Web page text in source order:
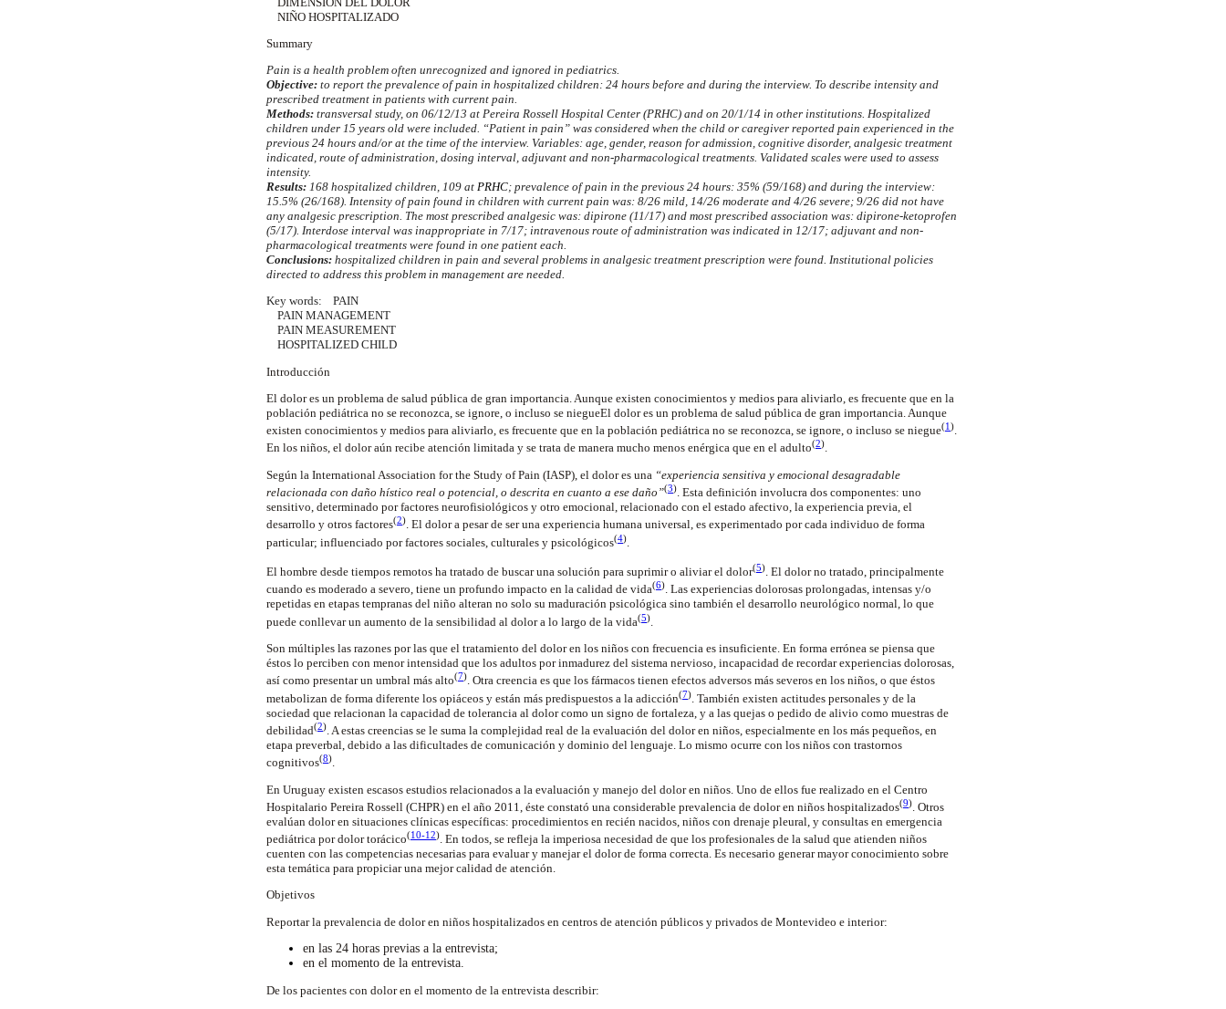
NIÑO HOSPITALIZADO
Summary
Pain is a health problem often unrecognized and ignored in pediatrics.
Objective: to report the prevalence of pain in hospitalized children: 24 hours before and during the interview. To describe intensity and
prescribed treatment in patients with current pain.
Methods: transversal study, on 06/12/13 at Pereira Rossell Hospital Center (PRHC) and on 20/1/14 in other institutions. Hospitalized
children under 15 years old were included. “Patient in pain” was considered when the child or caregiver reported pain experienced in the
previous 24 hours and/or at the time of the interview. Variables: age, gender, reason for admission, cognitive disorder, analgesic treatment
indicated, route of administration, dosing interval, adjuvant and non-pharmacological treatments. Validated scales were used to assess
intensity.
Results: 168 hospitalized children, 109 at PRHC; prevalence of pain in the previous 24 hours: 35% (59/168) and during the interview:
15.5% (26/168). Intensity of pain found in children with current pain was: 8/26 mild, 14/26 moderate and 4/26 severe; 9/26 did not have
any analgesic prescription. The most prescribed analgesic was: dipirone (11/17) and most prescribed association was: dipirone-ketoprofen
(5/17). Interdose interval was inappropriate in 7/17; intravenous route of administration was indicated in 12/17; adjuvant and non-
pharmacological treatments were found in one patient each.
Conclusions: hospitalized children in pain and several problems in analgesic treatment prescription were found. Institutional policies
directed to address this problem in management are needed.
Key words: PAIN
PAIN MANAGEMENT
PAIN MEASUREMENT
HOSPITALIZED CHILD
Introducción
El dolor es un problema de salud pública de gran importancia. Aunque existen conocimientos y medios para aliviarlo, es frecuente que en la
población pediátrica no se reconozca, se ignore, o incluso se niegueEl dolor es un problema de salud pública de gran importancia. Aunque
existen conocimientos y medios para aliviarlo, es frecuente que en la población pediátrica no se reconozca, se ignore, o incluso se niegue(1).
En los niños, el dolor aún recibe atención limitada y se trata de manera mucho menos enérgica que en el adulto(2).
Según la International Association for the Study of Pain (IASP), el dolor es una “experiencia sensitiva y emocional desagradable
relacionada con daño hístico real o potencial, o descrita en cuanto a ese daño”(3) . Esta definición involucra dos componentes: uno
sensitivo, determinado por factores neurofisiológicos y otro emocional, relacionado con el estado afectivo, la experiencia previa, el
desarrollo y otros factores(2). El dolor a pesar de ser una experiencia humana universal, es experimentado por cada individuo de forma
particular; influenciado por factores sociales, culturales y psicológicos(4)
El hombre desde tiempos remotos ha tratado de buscar una solución para suprimir o aliviar el dolor(5). El dolor no tratado, principalmente
cuando es moderado a severo, tiene un profundo impacto en la calidad de vida(6). Las experiencias dolorosas prolongadas, intensas y/o
repetidas en etapas tempranas del niño alteran no solo su maduración psicológica sino también el desarrollo neurológico normal, lo que
puede conllevar un aumento de la sensibilidad al dolor a lo largo de la vida(5)
Son múltiples las razones por las que el tratamiento del dolor en los niños con frecuencia es insuficiente. En forma errónea se piensa que
éstos lo perciben con menor intensidad que los adultos por inmadurez del sistema nervioso, incapacidad de recordar experiencias dolorosas,
así como presentar un umbral más alto(7). Otra creencia es que los fármacos tienen efectos adversos más severos en los niños, o que éstos
metabolizan de forma diferente los opiáceos y están más predispuestos a la adicción(7) . También existen actitudes personales y de la
sociedad que relacionan la capacidad de tolerancia al dolor como un signo de fortaleza, y a las quejas o pedido de alivio como muestras de
debilidad(2) . A estas creencias se le suma la complejidad real de la evaluación del dolor en niños, especialmente en los más pequeños, en
etapa preverbal, debido a las dificultades de comunicación y dominio del lenguaje. Lo mismo ocurre con los niños con trastornos
cognitivos(8).
En Uruguay existen escasos estudios relacionados a la evaluación y manejo del dolor en niños. Uno de ellos fue realizado en el Centro
Hospitalario Pereira Rossell (CHPR) en el año 2011, éste constató una considerable prevalencia de dolor en niños hospitalizados(9) . Otros
evalúan dolor en situaciones clínicas específicas: procedimientos en recién nacidos, niños con drenaje pleural, y consultas en emergencia
pediátrica por dolor torácico(10-12). En todos, se refleja la imperiosa necesidad de que los profesionales de la salud que atienden niños
cuenten con las competencias necesarias para evaluar y manejar el dolor de forma correcta. Es necesario generar mayor conocimiento sobre
esta temática para propiciar una mejor calidad de atención.
Objetivos
Reportar la prevalencia de dolor en niños hospitalizados en centros de atención públicos y privados de Montevideo e interior:
en las 24 horas previas a la entrevista;
en el momento de la entrevista.
De los pacientes con dolor en el momento de la entrevista describir: